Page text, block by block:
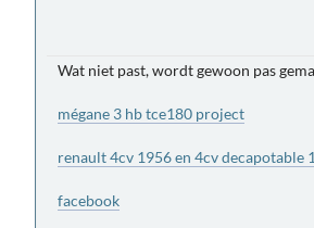
Wat niet past, wordt gewoon pas
mégane 3 hb tce180 project
renault 4cv 1956 en 4cv
facebook